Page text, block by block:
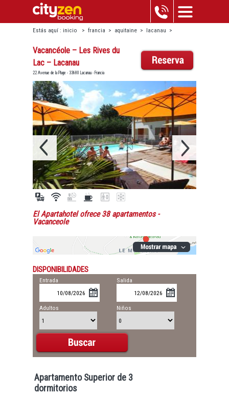
Estás aquí : inicio > francia > aquitaine > lacanau >
vacancéole – les rives du lac – lacanau
Vacancéole – Les Rives du
Lac – Lacanau
22 Avenue de la Plage - 33680 Lacanau - Francia
El Apartahotel ofrece 38 apartamentos-
Vacanceole
DISPONIBILIDADES
Entrada Salida
Adultos Niños
Apartamento Superior de 3
dormitorios